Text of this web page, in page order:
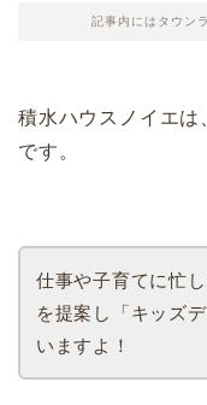
記事内にはタウン
積水ハウスノイエは
です。
仕事や子育てに忙
を提案し「キッズ
いますよ！